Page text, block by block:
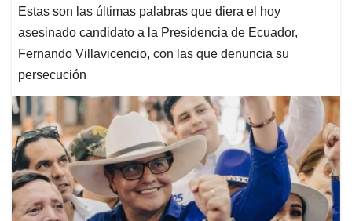
Estas son las últimas palabras que diera el hoy
asesinado candidato a la Presidencia de Ecuador,
Fernando Villavicencio, con las que denuncia su
persecución